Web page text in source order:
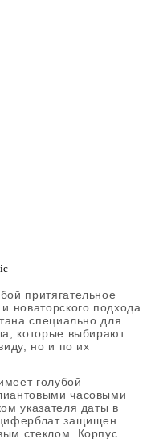
притягательное
новаторского подхода
специально для
которые выбирают
но и по их
голубой
часовыми
указателя даты в
защищен
стеклом. Корпус